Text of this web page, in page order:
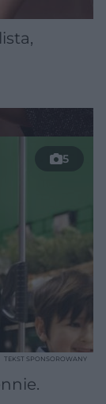
5
TEKST SPONSOROWANY